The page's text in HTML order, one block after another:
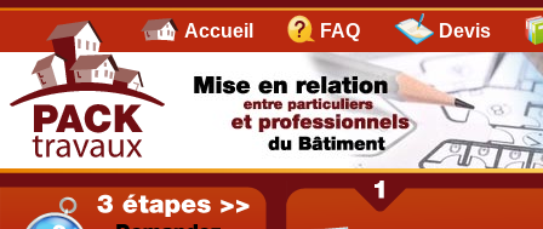
Accueil FAQ Devis